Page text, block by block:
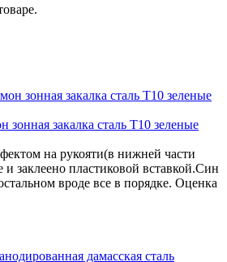
зонная закалка сталь T10 зеленые
на рукояти(в нижней части
и заклеено пластиковой вставкой.Син
вроде все в порядке. Оценка